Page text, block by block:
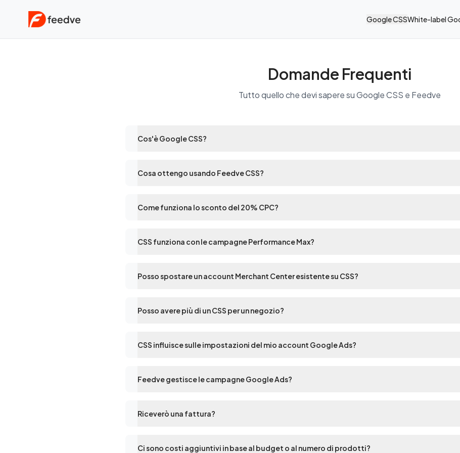
Google CSSWhite-label
Domande Frequenti
Tutto quello che devi sapere su Google CSS e Feedve
Cos'è Google CSS?
Cosa ottengo usando Feedve CSS?
Come funziona lo sconto del 20% CPC?
CSS funziona con le campagne Performance Max?
Posso spostare un account Merchant Center esistente su CSS?
Posso avere più di un CSS per un negozio?
CSS influisce sulle impostazioni del mio account Google Ads?
Feedve gestisce le campagne Google Ads?
Riceverò una fattura?
Ci sono costi aggiuntivi in base al budget o al numero di prodotti?